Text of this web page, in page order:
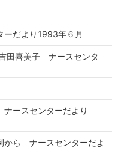
だより1993年６月
田喜美子 ナースセンタ
ースセンターだより
から ナースセンターだよ